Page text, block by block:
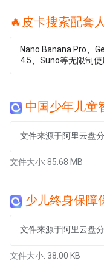
Nano Banana Pro、
4.5、Suno等无限制
中国少年儿童
文件大小: 85.68 MB
少儿终身保障
文件来源于阿里云盘
文件大小: 38.00 KB